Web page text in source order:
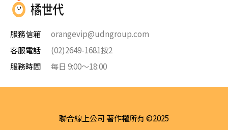
服務信箱
orangevip@udngroup.com
客服電話
(02)2649-1681按2
服務時間
每日 9:00～18:00
聯合線上公司 著作權所有 ©2025